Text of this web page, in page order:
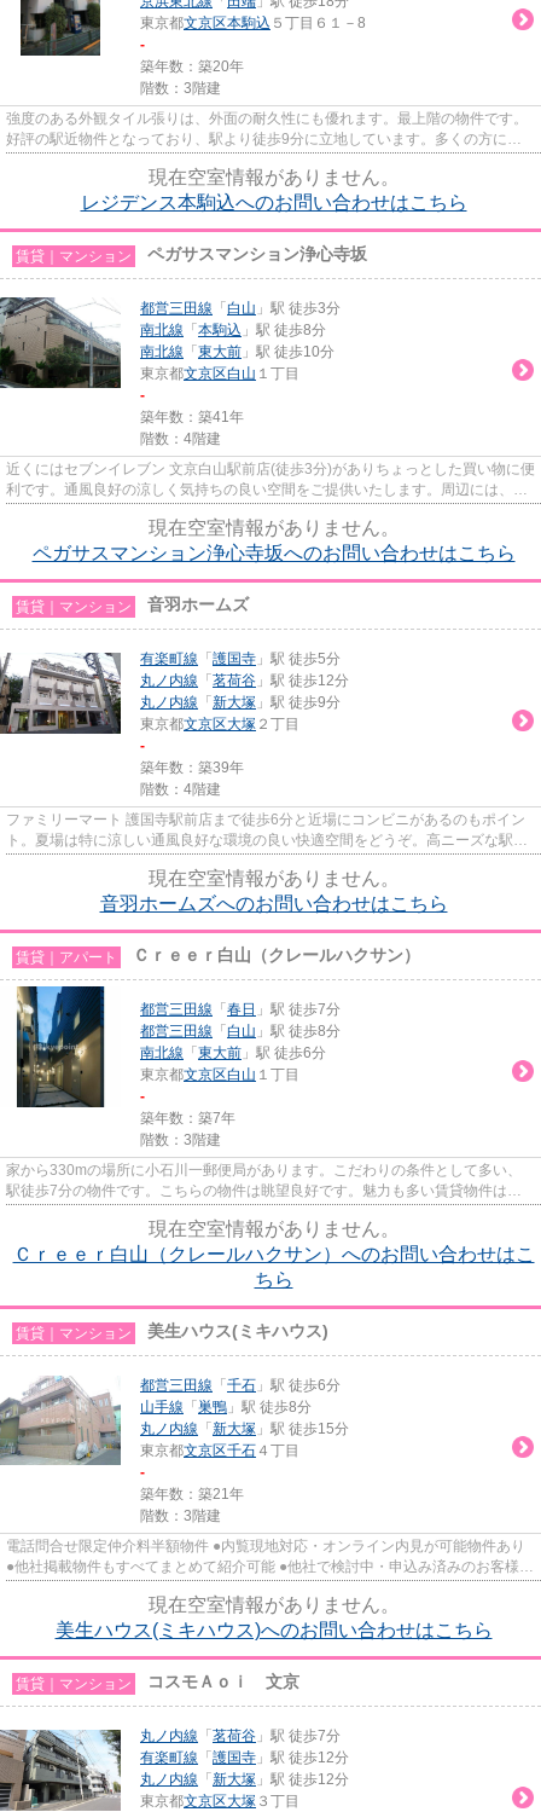
東京都文京区本駒込 ５丁目６１－8
-
築年数：築20年
階数：3階建
強度のある外観タイル張りは、外面の耐久性にも優れます。最上階の物件です。
好評の駅近物件となっており、駅より徒歩9分に立地しています。多くの方にご
現在空室情報がありません。
レジデンス本駒込へのお問い合わせはこちら
賃貸｜マンション ペガサスマンション浄心寺坂
都営三田線 「 白山 」駅 徒歩3分
南北線 「 本駒込 」駅 徒歩8分
南北線 「 東大前 」駅 徒歩10分
東京都文京区白山 １丁目
-
築年数：築41年
階数：4階建
近くにはセブンイレブン 文京白山駅前店(徒歩3分)がありちょっとした買い物に便
利です。通風良好の涼しく気持ちの良い空間をご提供いたします。周辺には、徒
現在空室情報がありません。
ペガサスマンション浄心寺坂へのお問い合わせはこちら
賃貸｜マンション 音羽ホームズ
有楽町線 「 護国寺 」駅 徒歩5分
丸ノ内線 「 茗荷谷 」駅 徒歩12分
丸ノ内線 「 新大塚 」駅 徒歩9分
東京都文京区大塚 ２丁目
-
築年数：築39年
階数：4階建
ファミリーマート 護国寺駅前店まで徒歩6分と近場にコンビニがあるのもポイン
ト。夏場は特に涼しい通風良好な環境の良い快適空間をどうぞ。高ニーズな駅近
現在空室情報がありません。
音羽ホームズへのお問い合わせはこちら
賃貸｜アパート Ｃｒｅｅｒ白山（クレールハクサン）
都営三田線 「 春日 」駅 徒歩7分
都営三田線 「 白山 」駅 徒歩8分
南北線 「 東大前 」駅 徒歩6分
東京都文京区白山 １丁目
-
築年数：築7年
階数：3階建
家から330mの場所に小石川一郵便局があります。こだわりの条件として多い、
駅徒歩7分の物件です。こちらの物件は眺望良好です。魅力も多い賃貸物件はい
現在空室情報がありません。
Ｃｒｅｅｒ白山（クレールハクサン）へのお問い合わせはこ
ちら
賃貸｜マンション 美生ハウス(ミキハウス)
都営三田線 「 千石 」駅 徒歩6分
山手線 「 巣鴨 」駅 徒歩8分
丸ノ内線 「 新大塚 」駅 徒歩15分
東京都文京区千石 ４丁目
-
築年数：築21年
階数：3階建
電話問合せ限定仲介料半額物件 ●内覧現地対応・オンライン内見が可能物件あり
●他社掲載物件もすべてまとめて紹介可能 ●他社で検討中・申込み済みのお客様、
現在空室情報がありません。
美生ハウス(ミキハウス)へのお問い合わせはこちら
賃貸｜マンション コスモＡｏｉ 文京
丸ノ内線 「 茗荷谷 」駅 徒歩7分
有楽町線 「 護国寺 」駅 徒歩12分
丸ノ内線 「 新大塚 」駅 徒歩12分
東京都文京区大塚 ３丁目